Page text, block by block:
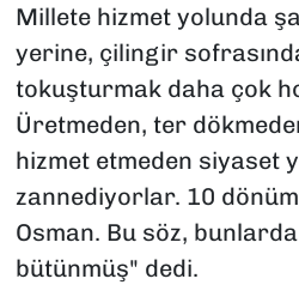
Millete hizmet yolunda
yerine, çilingir
tokuşturmak daha çok
Üretmeden, ter
hizmet etmeden siyaset
zannediyorlar. 10
Osman. Bu söz,
bütünmüş" dedi.